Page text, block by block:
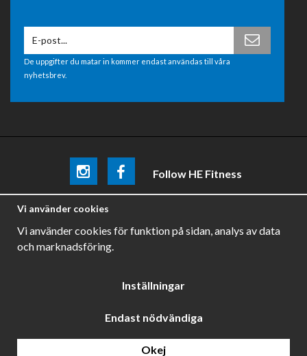
De uppgifter du matar in kommer endast användas till våra
nyhetsbrev.
Follow HE Fitness
Be the firstto know aboutpromotions, news and training
Vi använder cookies
Vi använder cookies för funktion på sidan, analys av data
och marknadsföring.
Inställningar
Endast nödvändiga
Okej